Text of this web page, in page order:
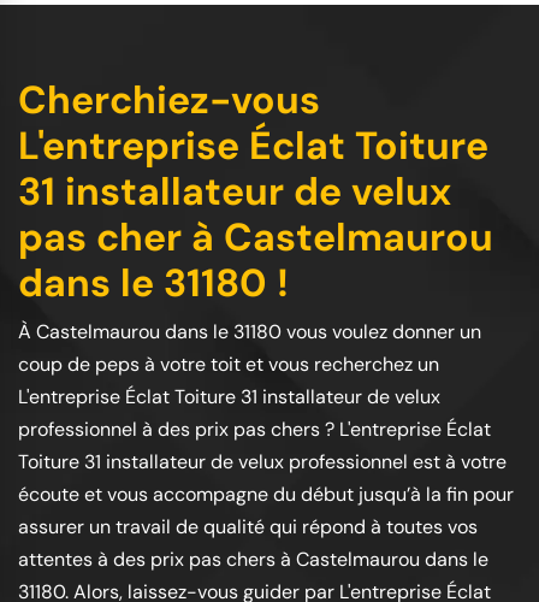
Cherchiez-vous
L'entreprise Éclat Toiture
31 installateur de velux
pas cher à Castelmaurou
dans le 31180 !
À Castelmaurou dans le 31180 vous voulez donner un
coup de peps à votre toit et vous recherchez un
L'entreprise Éclat Toiture 31 installateur de velux
professionnel à des prix pas chers ? L'entreprise Éclat
Toiture 31 installateur de velux professionnel est à votre
écoute et vous accompagne du début jusqu’à la fin pour
assurer un travail de qualité qui répond à toutes vos
attentes à des prix pas chers à Castelmaurou dans le
31180. Alors, laissez-vous guider par L'entreprise Éclat